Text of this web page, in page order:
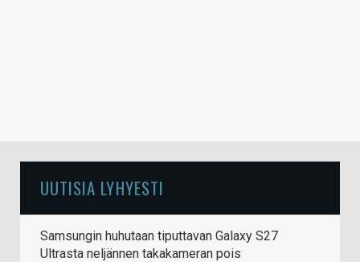
UUTISIA LYHYESTI
Samsungin huhutaan tiputtavan Galaxy S27
Ultrasta neljännen takakameran pois